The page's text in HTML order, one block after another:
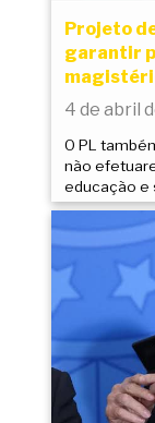
Projeto
garantir
4 de abril
O PL
não
educação e